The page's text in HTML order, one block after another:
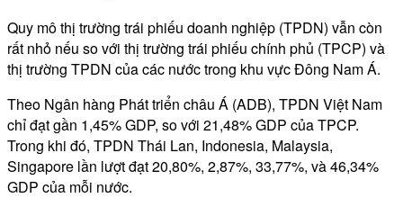
Quy mô thị trường trái phiếu doanh nghiệp (TPDN) vẫn còn
rất nhỏ nếu so với thị trường trái phiếu chính phủ (TPCP) và
thị trường TPDN của các nước trong khu vực Đông Nam Á.
Theo Ngân hàng Phát triển châu Á (ADB), TPDN Việt Nam
chỉ đạt gần 1,45% GDP, so với 21,48% GDP của TPCP.
Trong khi đó, TPDN Thái Lan, Indonesia, Malaysia,
Singapore lần lượt đạt 20,80%, 2,87%, 33,77%, và 46,34%
GDP của mỗi nước.